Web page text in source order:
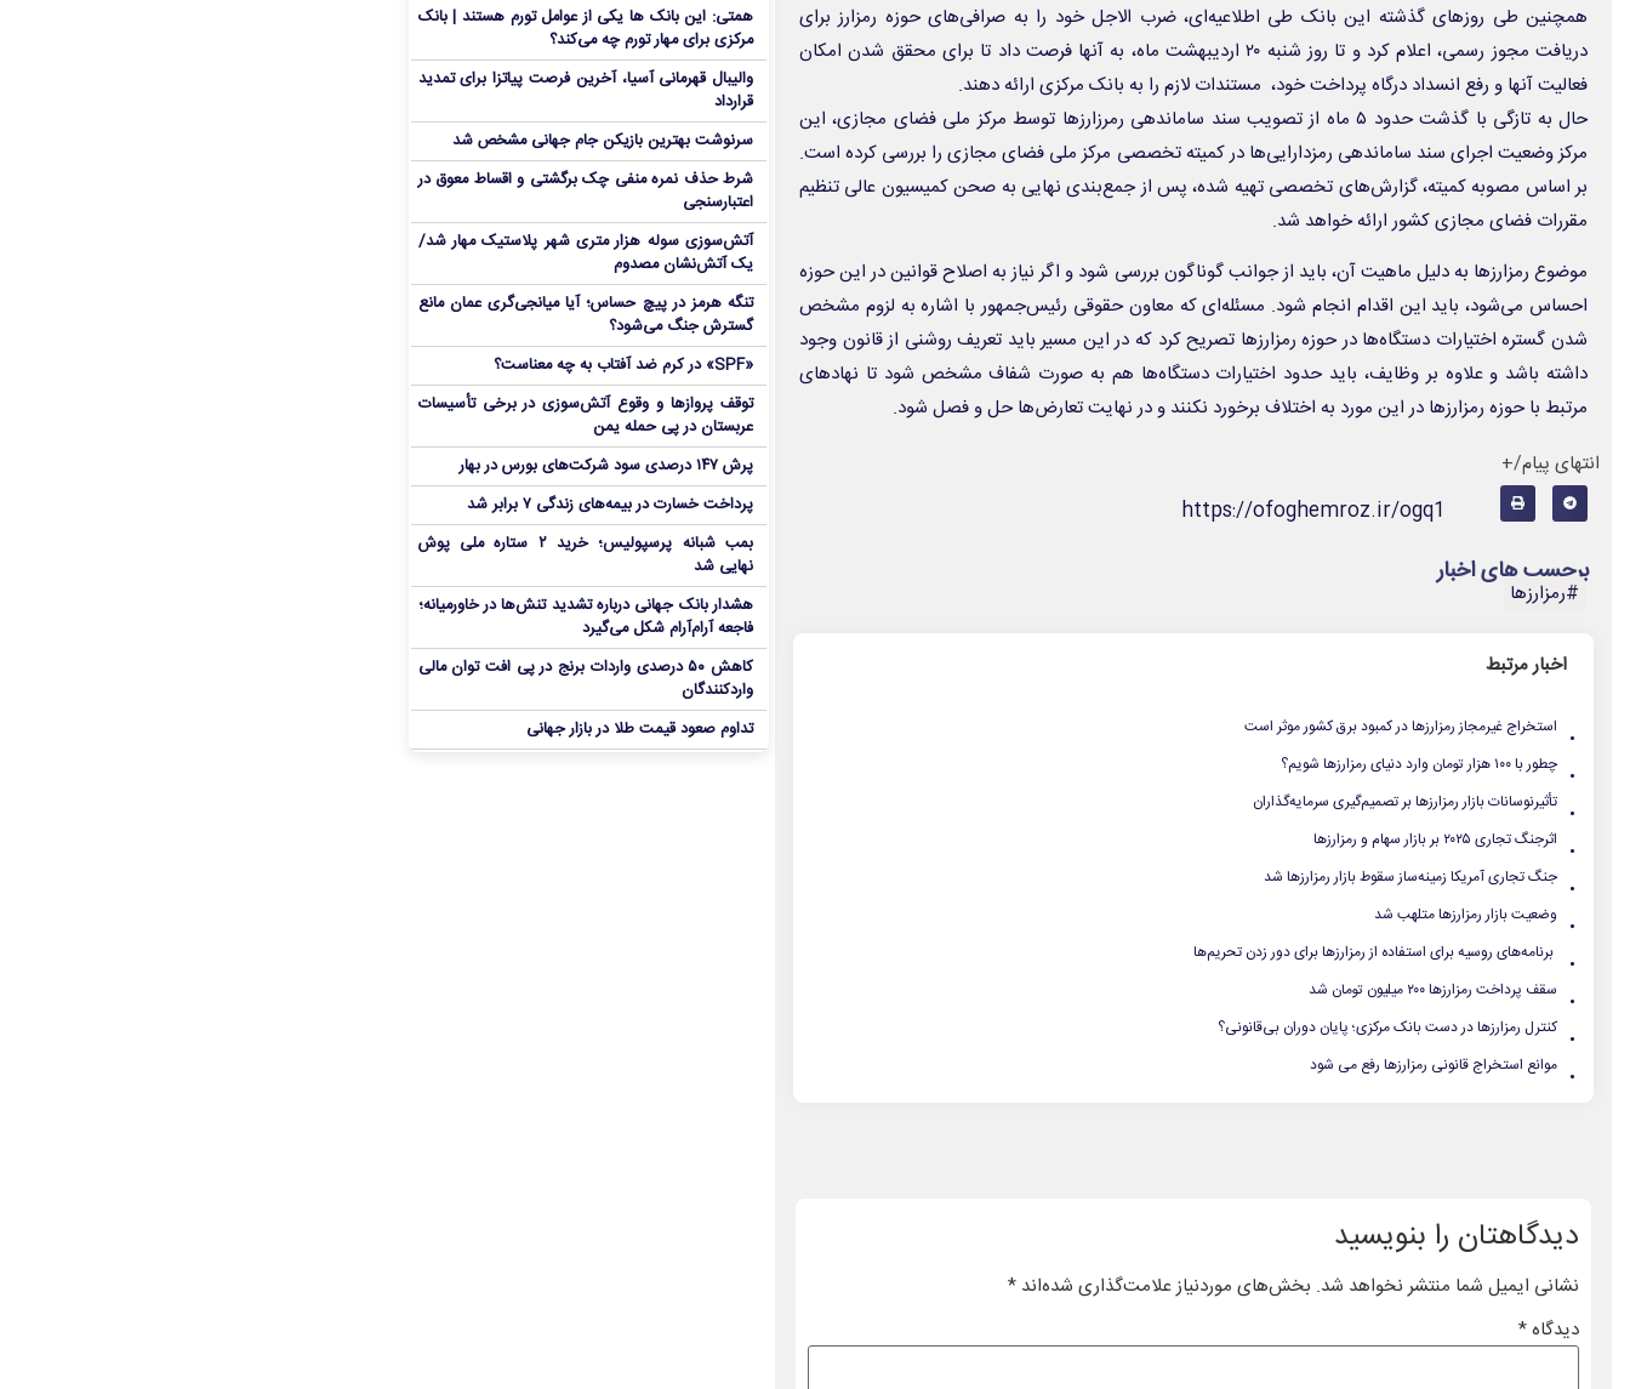
همچنین طی روزهای گذشته این بانک طی اطلاعیه‌ای، ضرب الاجل خود را به صرافی‌های حوزه رمزارز برای
دریافت مجوز رسمی، اعلام کرد و تا روز شنبه ۲۰ اردیبهشت ماه، به آنها فرصت داد تا برای محقق شدن امکان
فعالیت آنها و رفع انسداد درگاه پرداخت خود، مستندات لازم را به بانک مرکزی ارائه دهند.
حال به تازگی با گذشت حدود ۵ ماه از تصویب سند ساماندهی رمرزارزها توسط مرکز ملی فضای مجازی، این
مرکز وضعیت اجرای سند ساماندهی رمزدارایی‌ها در کمیته تخصصی مرکز ملی فضای مجازی را بررسی کرده است.
بر اساس مصوبه کمیته، گزارش‌های تخصصی تهیه‌ شده، پس از جمع‌بندی نهایی به صحن کمیسیون عالی تنظیم
مقررات فضای مجازی کشور ارائه خواهد شد.
موضوع رمزارزها به دلیل ماهیت آن، باید از جوانب گوناگون بررسی شود و اگر نیاز به اصلاح قوانین در این حوزه
احساس می‌شود، باید این اقدام انجام شود. مسئله‌ای که معاون حقوقی رئیس‌جمهور با اشاره به لزوم مشخص
شدن گستره اختیارات دستگاه‌ها در حوزه رمزارزها تصریح کرد که در این مسیر باید تعریف روشنی از قانون وجود
داشته باشد و علاوه بر وظایف، باید حدود اختیارات دستگاه‌ها هم به صورت شفاف مشخص شود تا نهادهای
مرتبط با حوزه رمزارزها در این مورد به اختلاف برخورد نکنند و در نهایت تعارض‌ها حل و فصل شود.
انتهای پیام/+
https://ofoghemroz.ir/ogq1
برچسب های اخبار
#رمزارزها
اخبار مرتبط
. استخراج غیرمجاز رمزارزها در کمبود برق کشور موثر است
. چطور با ۱۰۰ هزار تومان وارد دنیای رمزارزها شویم؟
. تأثیرنوسانات بازار رمزارزها بر تصمیم‌گیری سرمایه‌گذاران
. اثرجنگ تجاری ۲۰۲۵ بر بازار سهام و رمزارزها
. جنگ تجاری آمریکا زمینه‌ساز سقوط بازار رمزارزها شد
. وضعیت بازار رمزارزها متلهب شد
. برنامه‌های روسیه برای استفاده از رمزارزها برای دور زدن تحریم‌ها
. سقف پرداخت رمزارزها ۲۰۰ میلیون تومان شد
. کنترل رمزارزها در دست بانک مرکزی؛ پایان دوران بی‌قانونی؟
. موانع استخراج قانونی رمزارزها رفع می شود
دیدگاهتان را بنویسید
نشانی ایمیل شما منتشر نخواهد شد. بخش‌های موردنیاز علامت‌گذاری شده‌اند*
دیدگاه*
همتی: این بانک ها یکی از عوامل تورم هستند | بانک
مرکزی برای مهار تورم چه می‌کند؟
والیبال قهرمانی آسیا، آخرین فرصت پیاتزا برای تمدید
قرارداد
سرنوشت بهترین بازیکن جام جهانی مشخص شد
شرط حذف نمره منفی چک برگشتی و اقساط معوق در
اعتبارسنجی
آتش‌سوزی سوله هزار متری شهر پلاستیک مهار شد/
یک آتش‌نشان مصدوم
تنگه هرمز در پیچ حساس؛ آیا میانجی‌گری عمان مانع
گسترش جنگ می‌شود؟
«SPF» در کرم ضد آفتاب به چه معناست؟
توقف پروازها و وقوع آتش‌سوزی در برخی تأسیسات
عربستان در پی حمله یمن
پرش ۱۴۷ درصدی سود شرکت‌های بورس در بهار
پرداخت خسارت در بیمه‌های زندگی ۷ برابر شد
بمب شبانه پرسپولیس؛ خرید ۲ ستاره ملی پوش
نهایی شد
هشدار بانک جهانی درباره تشدید تنش‌ها در خاورمیانه؛
فاجعه آرام‌آرام شکل می‌گیرد
کاهش ۵۰ درصدی واردات برنج در پی افت توان مالی
واردکنندگان
تداوم صعود قیمت طلا در بازار جهانی